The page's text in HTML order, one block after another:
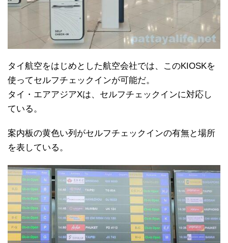
タイ航空をはじめとした航空会社では、このKIOSKを
使ってセルフチェックインが可能だ。
タイ・エアアジアXは、セルフチェックインに対応し
ている。
案内板の黄色い列がセルフチェックインの有無と場所
を表している。